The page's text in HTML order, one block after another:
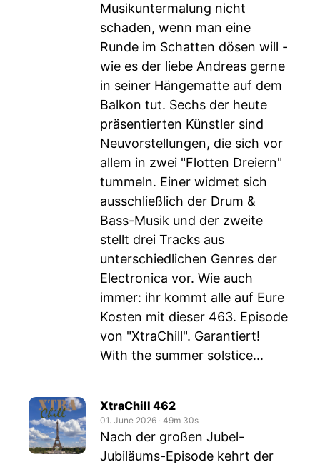
Musikuntermalung nicht
schaden, wenn man eine
Runde im Schatten dösen will -
wie es der liebe Andreas gerne
in seiner Hängematte auf dem
Balkon tut. Sechs der heute
präsentierten Künstler sind
Neuvorstellungen, die sich vor
allem in zwei "Flotten Dreiern"
tummeln. Einer widmet sich
ausschließlich der Drum &
Bass-Musik und der zweite
stellt drei Tracks aus
unterschiedlichen Genres der
Electronica vor. Wie auch
immer: ihr kommt alle auf Eure
Kosten mit dieser 463. Episode
von "XtraChill". Garantiert!
With the summer solstice...
XtraChill 462
01. June 2026 ‧ 49m 30s
Nach der großen Jubel-
Jubiläums-Episode kehrt der